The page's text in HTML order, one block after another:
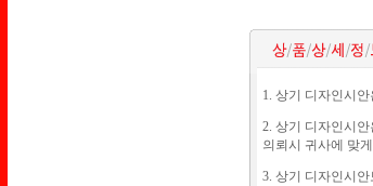
1. 상기 디자인시
2. 상기 디자인시
의뢰시 귀사에 맞
3. 상기 디자인시